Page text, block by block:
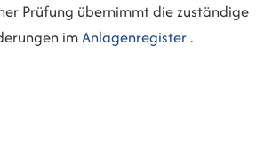
Prüfung übernimmt die zuständige
imAnlagenregister.